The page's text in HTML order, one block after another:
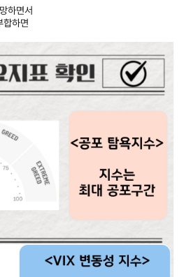
하면서
합하면